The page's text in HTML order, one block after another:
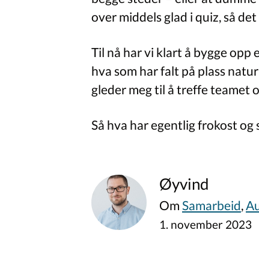
over middels glad i quiz, så
Til nå har vi klart å bygge opp
hva som har falt på plass
gleder meg til å treffe teamet
Så hva har egentlig frokost og
Øyvind
Om Samarbeid,
1. november 2023